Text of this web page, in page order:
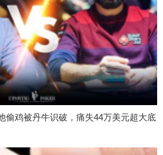
偷鸡被丹牛识破，痛失44万美元超大底